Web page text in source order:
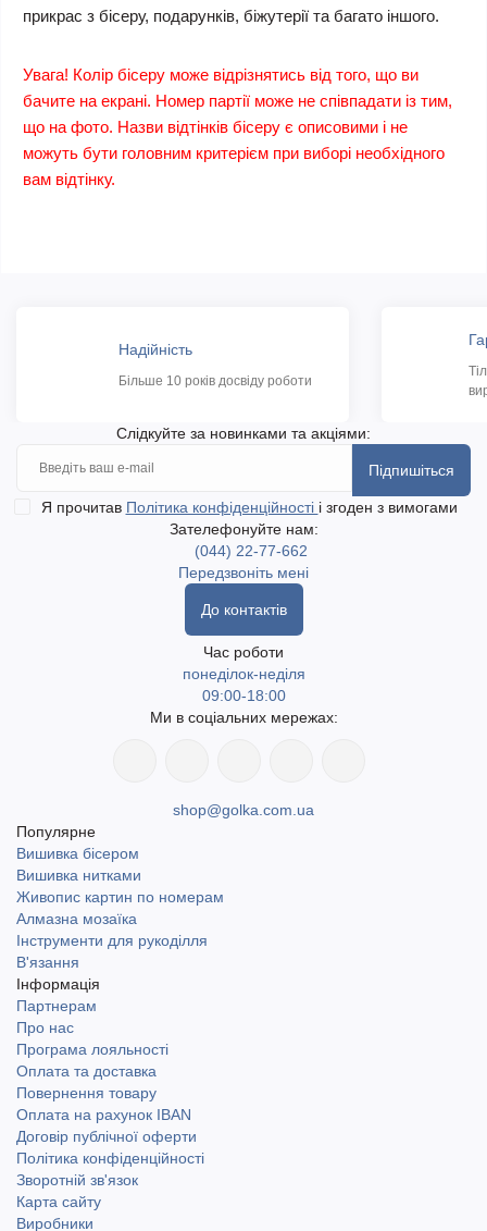
прикрас з бісеру, подарунків, біжутерії та багато іншого.
Увага! Колір бісеру може відрізнятись від того, що ви
бачите на екрані. Номер партії може не співпадати із тим,
що на фото. Назви відтінків бісеру є описовими і не
можуть бути головним критерієм при виборі необхідного
вам відтінку.
Надійність
Більше 10 років досвіду роботи
Слідкуйте за новинками та акціями:
Підпишіться
Я прочитав Політика конфіденційності і згоден з вимогами
Зателефонуйте нам:
(044) 22-77-662
Передзвоніть мені
До контактів
Час роботи
понеділок-неділя
09:00-18:00
Ми в соціальних мережах:
shop@golka.com.ua
Популярне
Вишивка бісером
Вишивка нитками
Живопис картин по номерам
Алмазна мозаїка
Інструменти для рукоділля
В'язання
Інформація
Партнерам
Про нас
Програма лояльності
Оплата та доставка
Повернення товару
Оплата на рахунок IBAN
Договір публічної оферти
Політика конфіденційності
Зворотній зв'язок
Карта сайту
Виробники